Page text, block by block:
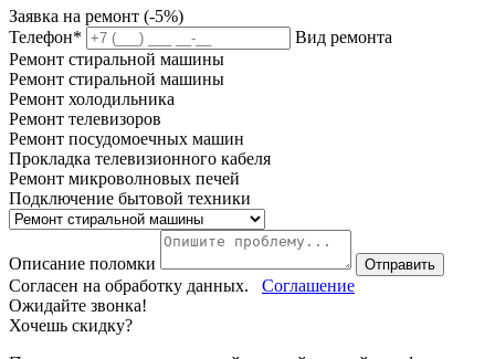
Заявка на ремонт (-5%)
Телефон*
Вид ремонта
Ремонт стиральной машины
Ремонт стиральной машины
Ремонт холодильника
Ремонт телевизоров
Ремонт посудомоечных машин
Прокладка телевизионного кабеля
Ремонт микроволновых печей
Подключение бытовой техники
Описание поломки Отправить
Согласен на обработку данных. Соглашение
Ожидайте звонка!
Хочешь скидку?